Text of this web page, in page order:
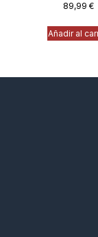
89,99 €
Añadir al